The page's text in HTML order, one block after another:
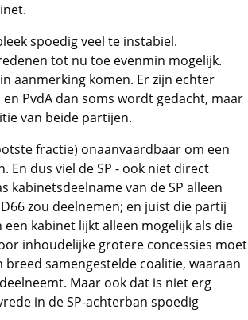
spoedig veel te instabiel.
tot nu toe evenmin mogelijk.
aanmerking komen. Er zijn echter
PvdA dan soms wordt gedacht, maar
van beide partijen.
fractie) onaanvaardbaar om een
En dus viel de SP - ook niet direct
kabinetsdeelname van de SP alleen
zou deelnemen; en juist die partij
kabinet lijkt alleen mogelijk als die
inhoudelijke grotere concessies moet
samengestelde coalitie, waaraan
Maar ook dat is niet erg
in de SP-achterban spoedig